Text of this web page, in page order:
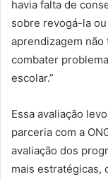
havia falta de
sobre revogá-la
aprendizagem não
combater
escolar.”
Essa avaliação
parceria com a
avaliação dos
mais estratégicas,